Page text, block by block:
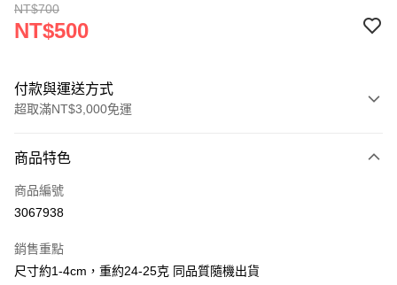
NT$700
NT$500
付款與運送方式
超取滿NT$3,000免運
信用卡一次付款
超商取貨付款
Apple Pay
商品特色
商品編號
3067938
銷售重點
尺寸約1-4cm，重約24-25克 同品質隨機出貨